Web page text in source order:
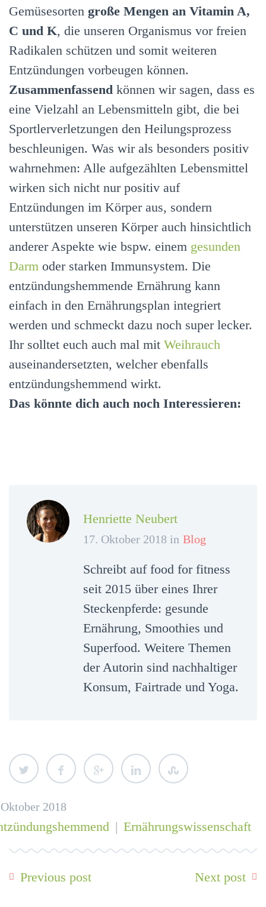
Gemüsesorten große Mengen an Vitamin A,
C und K, die unseren Organismus vor freien
Radikalen schützen und somit weiteren
Entzündungen vorbeugen können.
Zusammenfassend können wir sagen, dass es
eine Vielzahl an Lebensmitteln gibt, die bei
Sportlerverletzungen den Heilungsprozess
beschleunigen. Was wir als besonders positiv
wahrnehmen: Alle aufgezählten Lebensmittel
wirken sich nicht nur positiv auf
Entzündungen im Körper aus, sondern
unterstützen unseren Körper auch hinsichtlich
anderer Aspekte wie bspw. einem gesunden
Darm oder starken Immunsystem. Die
entzündungshemmende Ernährung kann
einfach in den Ernährungsplan integriert
werden und schmeckt dazu noch super lecker.
Ihr solltet euch auch mal mit Weihrauch
auseinandersetzten, welcher ebenfalls
entzündungshemmend wirkt.
Das könnte dich auch noch Interessieren:
Henriette Neubert
17. Oktober 2018 in Blog
Schreibt auf food for fitness
seit 2015 über eines Ihrer
Steckenpferde: gesunde
Ernährung, Smoothies und
Superfood. Weitere Themen
der Autorin sind nachhaltiger
Konsum, Fairtrade und Yoga.
2018
| Ernährungswissenschaft
Previous post Next post